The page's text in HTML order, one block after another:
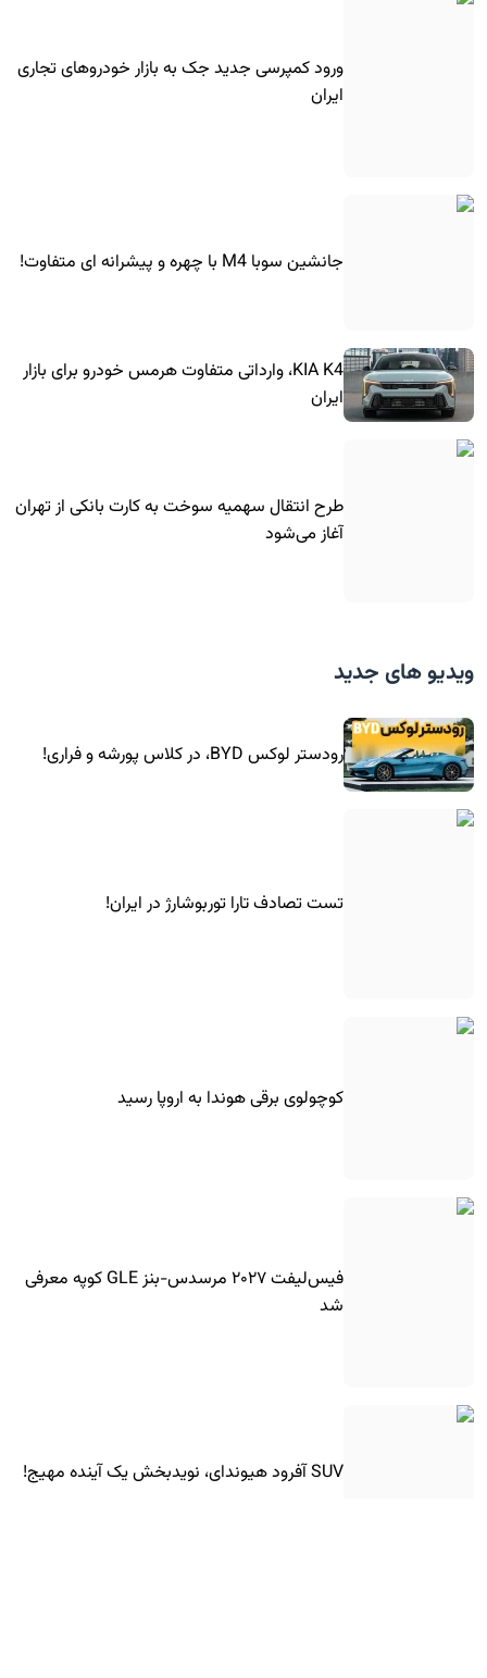
ورود کمپرسی جدید جک به بازار خودروهای تجاری
ایران
جانشین سوبا M4 با چهره و پیشرانه ای متفاوت!
KIA K4، وارداتی متفاوت هرمس خودرو برای بازار
ایران
طرح انتقال سهمیه سوخت به کارت بانکی از تهران
آغاز می‌شود
ویدیو های جدید
رودستر لوکس BYD، در کلاس پورشه و فراری!
تست تصادف تارا توربوشارژ در ایران!
کوچولوی برقی هوندا به اروپا رسید
فیس‌لیفت ۲۰۲۷ مرسدس-بنز GLE کوپه معرفی
شد
SUV آفرود هیوندای، نویدبخش یک آینده مهیج!